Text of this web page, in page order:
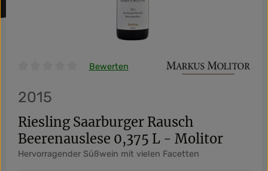
Bewerten
2015
Riesling Saarburger Rausch
Beerenauslese 0,375 L - Molitor
Hervorragender Süßwein mit vielen Facetten